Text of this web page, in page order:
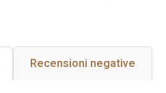
Recensioni negative